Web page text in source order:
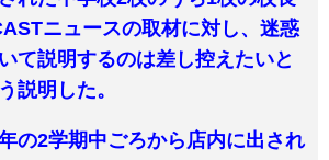
ニュースの取材に対し、迷惑
て説明するのは差し控えたいと
説明した。
の2学期中ごろから店内に出され